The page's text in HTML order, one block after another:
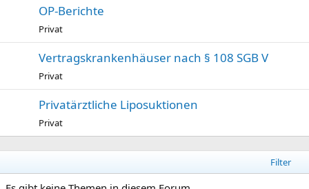
OP-Berichte
Privat
Vertragskrankenhäuser nach § 108 SGB V
Privat
Privatärztliche Liposuktionen
Privat
Filter